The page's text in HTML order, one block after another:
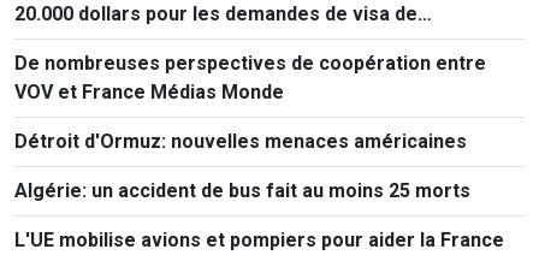
20.000 dollars pour les demandes de visa de
ressortissants de 50 pays
De nombreuses perspectives de coopération entre
VOV et France Médias Monde
Détroit d'Ormuz: nouvelles menaces américaines
Algérie: un accident de bus fait au moins 25 morts
L'UE mobilise avions et pompiers pour aider la France